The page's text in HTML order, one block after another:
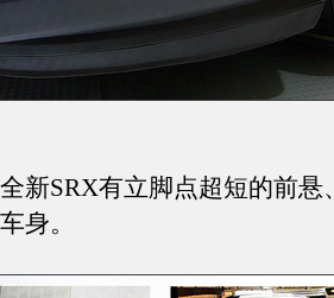
SRX有立脚点超短的前悬
身。